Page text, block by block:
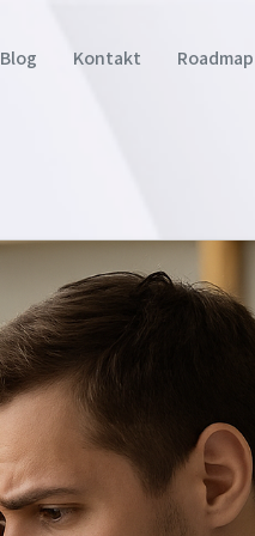
Blog Kontakt Roadmap